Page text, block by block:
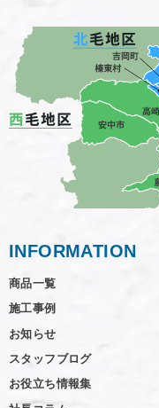
INFORMATION
商品一覧
施工事例
お知らせ
スタッフブログ
お役立ち情報集